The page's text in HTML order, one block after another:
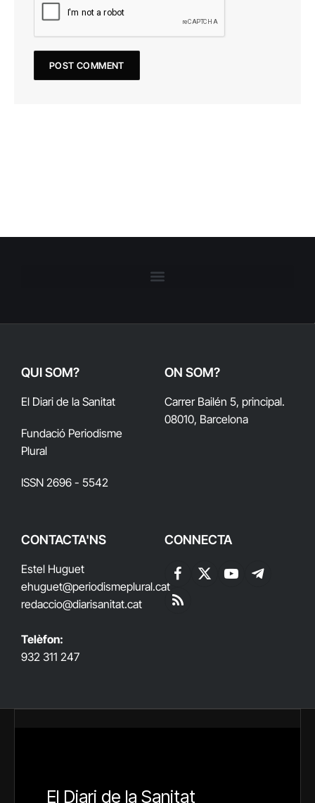
QUI SOM?
El Diari de la Sanitat
Fundació Periodisme
Plural
ISSN 2696 - 5542
ON SOM?
Carrer Bailén 5, principal.
08010, Barcelona
CONTACTA'NS
Estel Huguet
ehuguet@periodismeplural.cat
redaccio@diarisanitat.cat
Telèfon:
932 311 247
CONNECTA
Facebook
X
YouTubeTelegram
RSS